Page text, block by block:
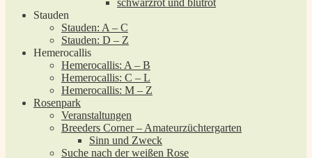
schwarzrot und blutrot
Stauden
Stauden: A – C
Stauden: D – Z
Hemerocallis
Hemerocallis: A – B
Hemerocallis: C – L
Hemerocallis: M – Z
Rosenpark
Veranstaltungen
Breeders Corner – Amateurzüchtergarten
Sinn und Zweck
Suche nach der weißen Rose